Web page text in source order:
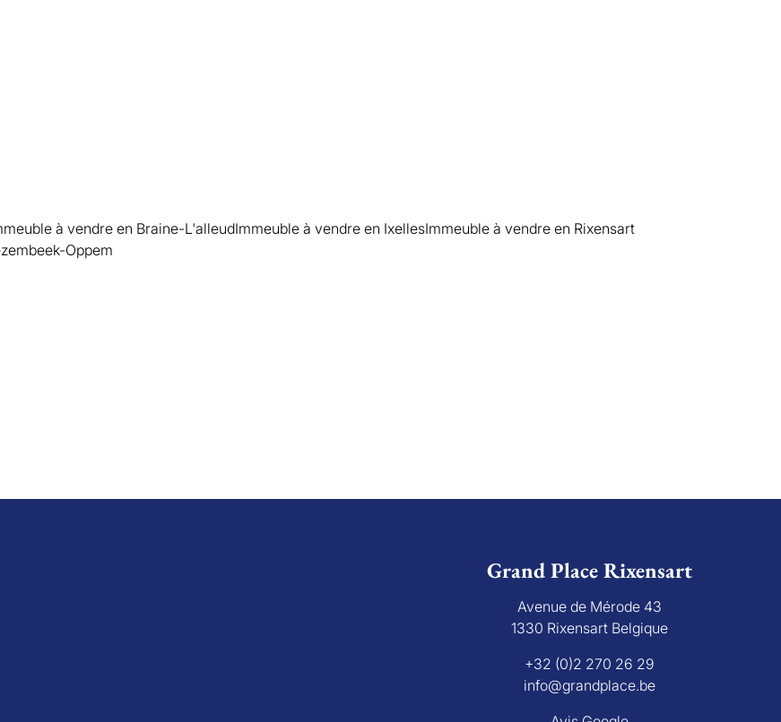
à vendre en Braine-L'alleudImmeuble à vendre en IxellesImmeuble à vendre en Rixensart
Oppem
Grand Place Rixensart
Avenue de Mérode 43
1330 Rixensart Belgique
+32 (0)2 270 26 29
info@grandplace.be